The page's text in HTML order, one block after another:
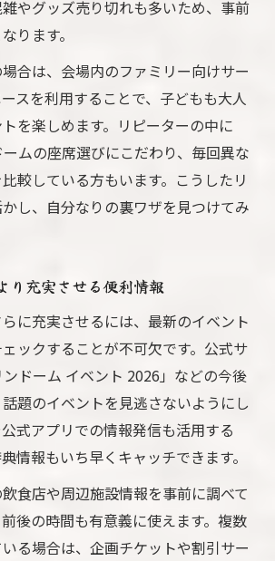
やグッズ売り切れも多いため、事前
ります。
合は、会場内のファミリー向けサー
スを利用することで、子どもも大人
を楽しめます。リピーターの中に
ムの座席選びにこだわり、毎回異な
較している方もいます。こうしたリ
し、自分なりの裏ワザを見つけてみ
り充実させる便利情報
に充実させるには、最新のイベント
ックすることが不可欠です。公式サ
ドーム イベント 2026」などの今後
題のイベントを見逃さないようにし
式アプリでの情報発信も活用する
情報もいち早くキャッチできます。
食店や周辺施設情報を事前に調べて
後の時間も有意義に使えます。複数
る場合は、企画チケットや割引サー